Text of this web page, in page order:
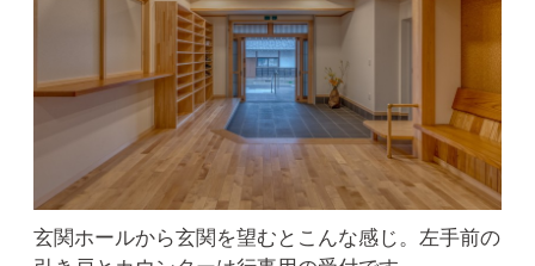
玄関ホールから玄関を望むとこんな感じ。左手前の